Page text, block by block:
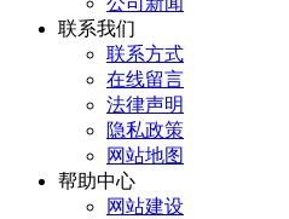
联系我们
联系方式
在线留言
法律声明
隐私政策
网站地图
帮助中心
网站建设